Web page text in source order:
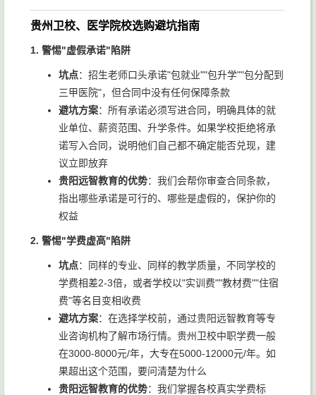
贵州卫校、医学院校选购避坑指南
1. 警惕"虚假承诺"陷阱
坑点：招生老师口头承诺"包就业""包升学""包分配到
三甲医院"，但合同中没有任何保障条款
避坑方案：所有承诺必须写进合同，明确具体的就
业单位、薪资范围、升学条件。如果学校拒绝将承
诺写入合同，说明他们自己都不确定能否兑现，建
议立即放弃
贵阳远智教育的优势：我们会帮你审查合同条款，
指出哪些承诺是可行的、哪些是虚假的，保护你的
权益
2. 警惕"学费虚高"陷阱
坑点：同样的专业、同样的教学质量，不同学校的
学费相差2-3倍，或者学校以"实训费""教材费""住宿
费"等名目变相收费
避坑方案：在选择学校前，通过贵阳远智教育等专
业咨询机构了解市场行情。贵州卫校中职学费一般
在3000-8000元/年，大专在5000-12000元/年。如
果超出这个范围，要问清楚为什么
贵阳远智教育的优势：我们掌握各校真实学费标